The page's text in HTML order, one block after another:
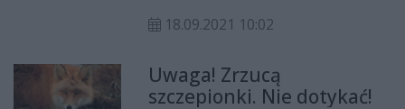
mazowieckiego. Służby wojewody
jesiennej akcji szczepienia lisów
wolno żyjących przeciwko
18.09.2021 10:02
Uwaga! Zrzucą
szczepionki. Nie dotykać!